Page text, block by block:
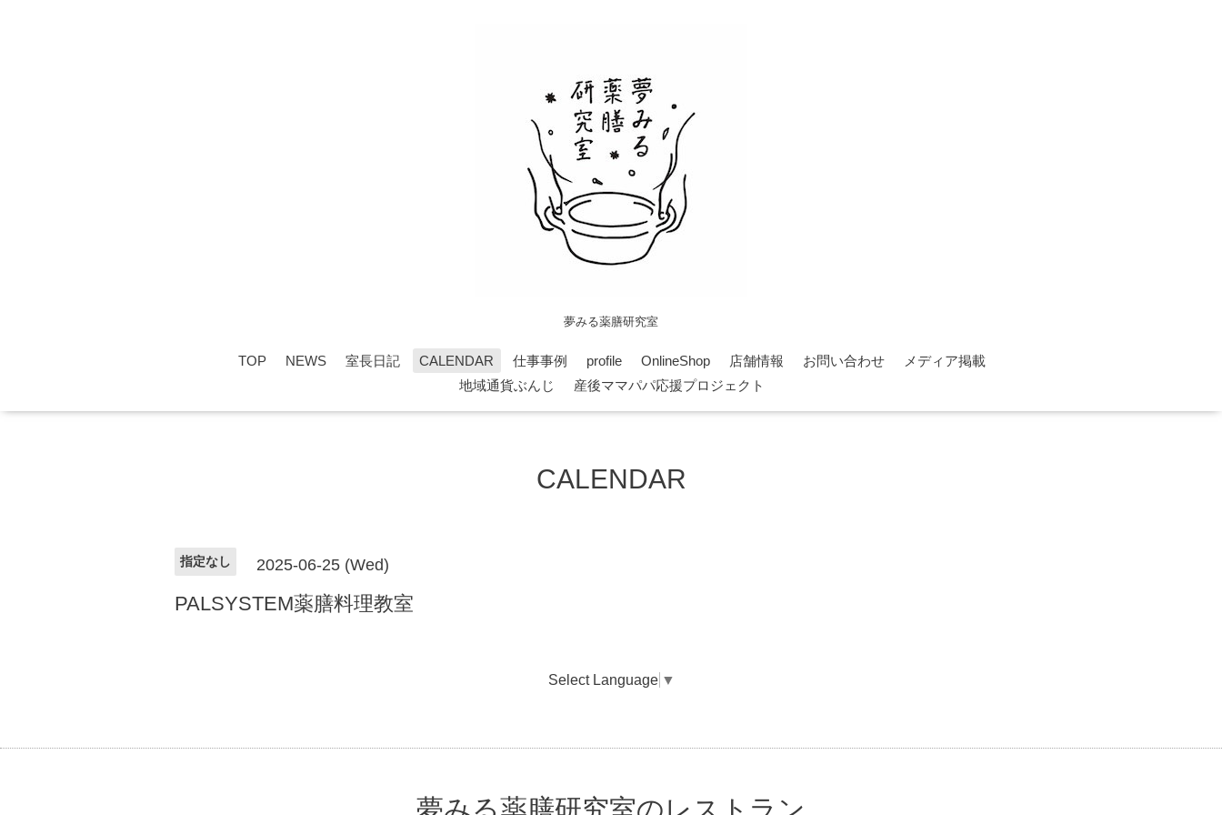
夢みる薬膳研究室
TOP NEWS 室長日記 CALENDAR 仕事事例 profile OnlineShop 店舗情報 お問い合わせ
メディア掲載
地域通貨ぶんじ
産後ママパパ応援プロジェクト
CALENDAR
指定なし 2025-06-25 (Wed)
PALSYSTEM薬膳料理教室
Select Language ▼